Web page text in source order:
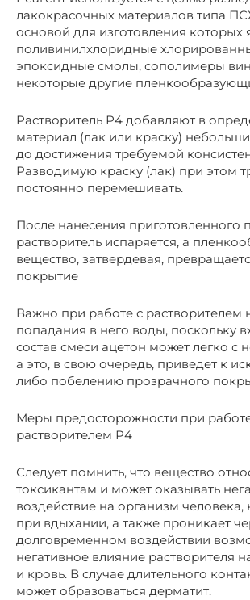
лакокрасочных материалов типа
основой для изготовления которых
поливинилхлоридные
эпоксидные смолы, сополимеры
некоторые другие
Растворитель Р4 добавляют в
материал (лак или краску)
до достижения требуемой
Разводимую краску (лак) при этом
постоянно перемешивать.
После нанесения приготовленного
растворитель испаряется, а
вещество, затвердевая,
покрытие
Важно при работе с растворителем
попадания в него воды, поскольку
состав смеси ацетон может легко с
а это, в свою очередь, приведет к
либо побелению прозрачного
Меры предосторожности при
растворителем Р4
Следует помнить, что вещество
токсикантам и может оказывать
воздействие на организм человека,
при вдыхании, а также проникает
долговременном воздействии
негативное влияние растворителя
и кровь. В случае длительного
может образоваться дерматит.